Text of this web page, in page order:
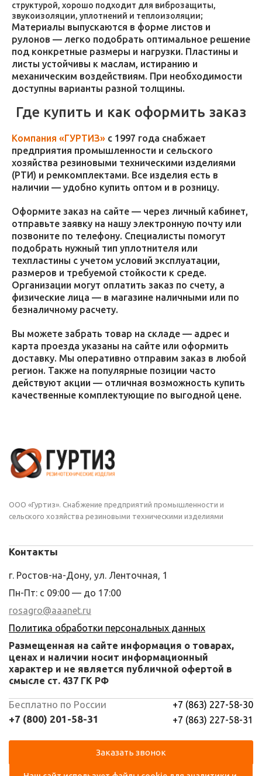
структурой, хорошо подходит для виброзащиты,
звукоизоляции, уплотнений и теплоизоляции;
Материалы выпускаются в форме листов и
рулонов — легко подобрать оптимальное решение
под конкретные размеры и нагрузки. Пластины и
листы устойчивы к маслам, истиранию и
механическим воздействиям. При необходимости
доступны варианты разной толщины.
Где купить и как оформить заказ
Компания «ГУРТИЗ» с 1997 года снабжает
предприятия промышленности и сельского
хозяйства резиновыми техническими изделиями
(РТИ) и ремкомплектами. Все изделия есть в
наличии — удобно купить оптом и в розницу.
Оформите заказ на сайте — через личный кабинет,
отправьте заявку на нашу электронную почту или
позвоните по телефону. Специалисты помогут
подобрать нужный тип уплотнителя или
техпластины с учетом условий эксплуатации,
размеров и требуемой стойкости к среде.
Организации могут оплатить заказ по счету, а
физические лица — в магазине наличными или по
безналичному расчету.
Вы можете забрать товар на складе — адрес и
карта проезда указаны на сайте или оформить
доставку. Мы оперативно отправим заказ в любой
регион. Также на популярные позиции часто
действуют акции — отличная возможность купить
качественные комплектующие по выгодной цене.
ООО «Гуртиз». Снабжение предприятий промышленности и
сельского хозяйства резиновыми техническими изделиями
Контакты
г. Ростов-на-Дону, ул. Ленточная, 1
Пн-Пт: с 09:00 — до 17:00
rosagro@aaanet.ru
Политика обработки персональных данных
Размещенная на сайте информация о товарах,
ценах и наличии носит информационный
характер и не является публичной офертой в
смысле ст. 437 ГК РФ
Бесплатно по России
+7 (800) 201-58-31
+7 (863) 227-58-30
+7 (863) 227-58-31
Заказать звонок